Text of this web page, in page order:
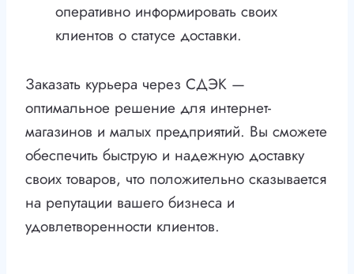
оперативно информировать своих
клиентов о статусе доставки.
Заказать курьера через СДЭК —
оптимальное решение для интернет-
магазинов и малых предприятий. Вы сможете
обеспечить быструю и надежную доставку
своих товаров, что положительно сказывается
на репутации вашего бизнеса и
удовлетворенности клиентов.